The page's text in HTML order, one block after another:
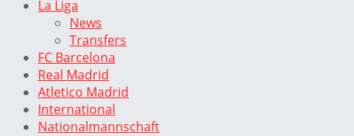
La Liga
News
Transfers
FC Barcelona
Real Madrid
Atletico Madrid
International
Nationalmannschaft